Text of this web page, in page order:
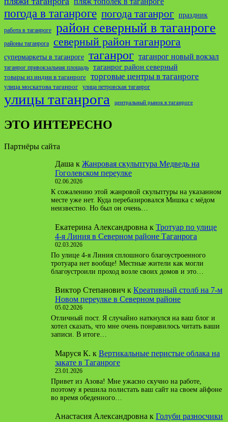
погода в таганроге погода таганрог праздник
работа в таганроге район северный в таганроге
районы таганрога северный район таганрога
супермаркеты в таганроге таганрог таганрог новый вокзал
таганрог привокзальная площадь таганрог район северный
товары из индии в таганроге торговые центры в таганроге
улица москатова таганрог улица петровская таганрог
улицы таганрога центральный рынок в таганроге
ЭТО ИНТЕРЕСНО
Партнёры сайта
Даша к Жанровая скульптура Медведь на
Гоголевском переулке
02.06.2026
К сожалению этой жанровой скульптуры на указанном
месте уже нет. Куда перебазировался Мишка с мёдом
неизвестно. Но был он очень…
Екатерина Александровна к Тротуар по улице
4-я Линия в Северном районе Таганрога
02.03.2026
По улице 4-я Линия сплошного благоустроенного
тротуара нет вообще! Местные жители как могли
благоустроили проход возле своих домов и это…
Виктор Степанович к Креативный столб на 7-м
Новом переулке в Северном районе
05.02.2026
Отличный пост. Я случайно наткнулся на ваш блог и
хотел сказать, что мне очень понравилось читать ваши
записи. В итоге…
Маруся К. к Вертикальные перистые облака на
закате в Таганроге
23.01.2026
Привет из Азова! Мне ужасно скучно на работе,
поэтому я решила полистать ваш сайт на своем айфоне
во время обеденного…
Анастасия Александровна к Голуби разносчики